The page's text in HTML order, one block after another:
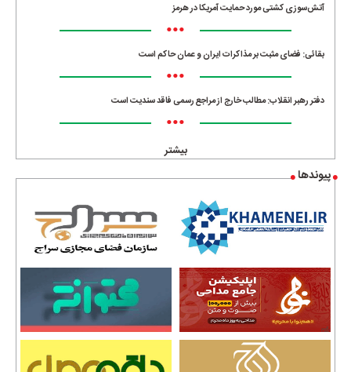
آتش‌سوزی کشتی مورد حمایت آمریکا در هرمز
•••
بقائی: فضای مثبت بر مذاکرات ایران و عمان حاکم است
•••
دفتر رهبر انقلاب: مطالب خارج از مراجع رسمی فاقد سندیت است
•••
بیشتر
پیوندها